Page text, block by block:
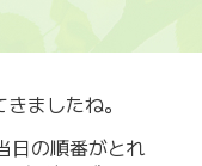
ましたね。
の順番がとれ